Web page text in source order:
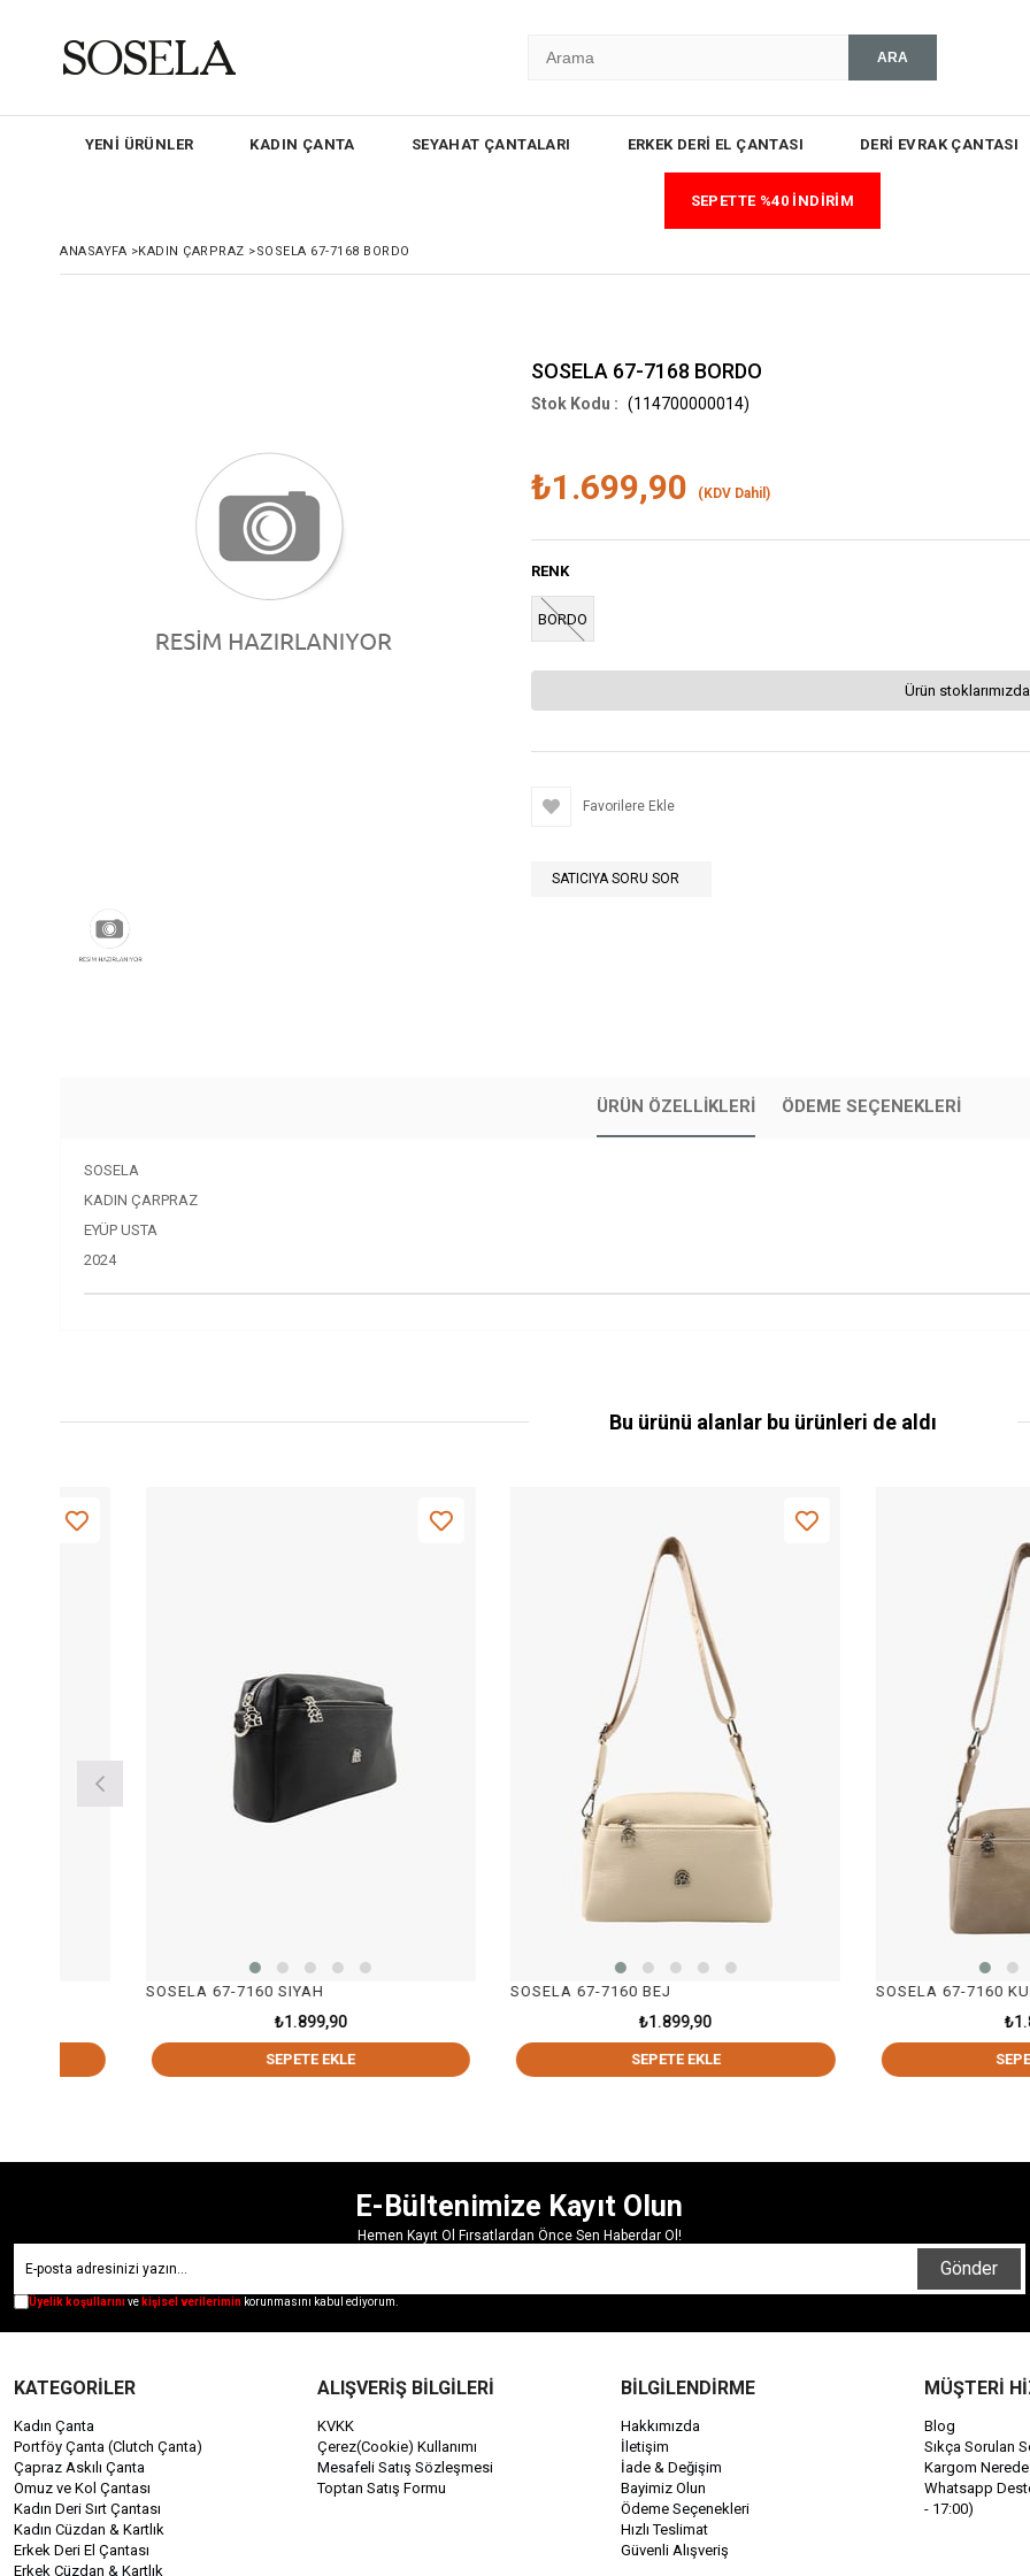
YENİ ÜRÜNLER KADIN ÇANTA SEYAHAT ÇANTALARI ERKEK DERİ EL ÇANTASI DERİ EVRAK ÇANTASI
SEPETTE %40 İNDİRİM
ANASAYFA >KADIN ÇARPRAZ >SOSELA 67-7168 BORDO
SOSELA 67-7168 BORDO
(114700000014)
₺1.699,90 (KDV Dahil)
RENK
BORDO
Ürün
Favorilere Ekle
SATICIYA SORU SOR
ÜRÜN ÖZELLIKLERI ÖDEME SEÇENEKLERI
SOSELA
KADIN ÇARPRAZ
EYÜP USTA
2024
Bu ürünü alanlar bu ürünleri de aldı
SOSELA 67-7160 SIYAH
₺1.899,90
SEPETE EKLE
SOSELA 67-7160 BEJ
₺1.899,90
SEPETE EKLE
SOSELA 67-7160 KUM
₺1.899,90
SEPETE EKLE
E-Bültenimize Kayıt Olun
Hemen Kayıt Ol Fırsatlardan Önce Sen Haberdar Ol!
Gönder
Üyelik koşullarınıve kişisel verilerimin korunmasını kabul ediyorum.
KATEGORİLER
Kadın Çanta
Portföy Çanta (Clutch Çanta)
Çapraz Askılı Çanta
Omuz ve Kol Çantası
Kadın Deri Sırt Çantası
Kadın Cüzdan & Kartlık
Erkek Deri El Çantası
Erkek Cüzdan & Kartlık
ALIŞVERİŞ BİLGİLERİ
KVKK
Çerez(Cookie) Kullanımı
Mesafeli Satış Sözleşmesi
Toptan Satış Formu
BİLGİLENDİRME
Hakkımızda
İletişim
İade & Değişim
Bayimiz Olun
Ödeme Seçenekleri
Hızlı Teslimat
Güvenli Alışveriş
MÜŞTERİ
Blog
Sıkça Sorulan
Kargom
Whatsapp
- 17:00)